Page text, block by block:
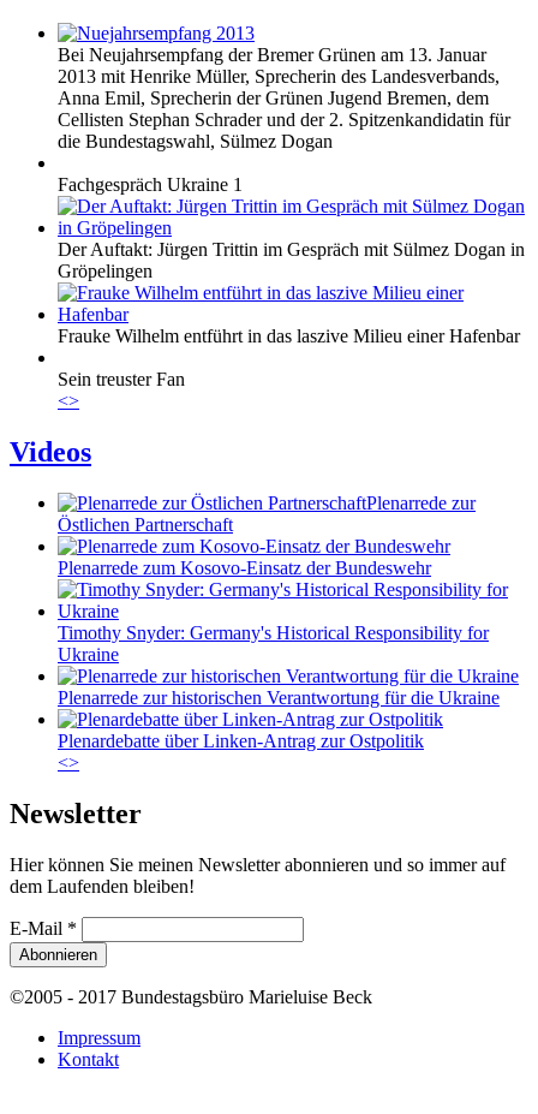
Bei Neujahrsempfang der Bremer Grünen am 13. Januar
2013 mit Henrike Müller, Sprecherin des Landesverbands,
Anna Emil, Sprecherin der Grünen Jugend Bremen, dem
Cellisten Stephan Schrader und der 2. Spitzenkandidatin für
die Bundestagswahl, Sülmez Dogan
Fachgespräch Ukraine 1
Der Auftakt: Jürgen Trittin im Gespräch mit Sülmez Dogan in
Gröpelingen
Frauke Wilhelm entführt in das laszive Milieu einer Hafenbar
Sein treuster Fan
<>
Videos
Plenarrede zur
Östlichen Partnerschaft
Plenarrede zum Kosovo-Einsatz der Bundeswehr
Timothy Snyder: Germany's Historical Responsibility for
Ukraine
Plenarrede zur historischen Verantwortung für die Ukraine
Plenardebatte über Linken-Antrag zur Ostpolitik
<>
Newsletter
Hier können Sie meinen Newsletter abonnieren und so immer auf
dem Laufenden bleiben!
E-Mail *
©2005 - 2017 Bundestagsbüro Marieluise Beck
Impressum
Kontakt